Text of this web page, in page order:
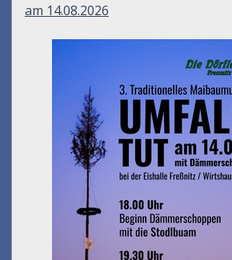
am 14.08.2026